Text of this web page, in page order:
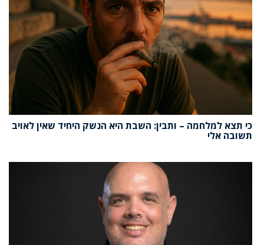
כי תצא למלחמה – ותבין: השבת היא הנשק היחיד שאין לאויב
תשובה אלי